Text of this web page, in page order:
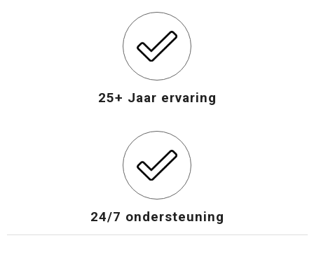
25+ Jaar ervaring
24/7 ondersteuning